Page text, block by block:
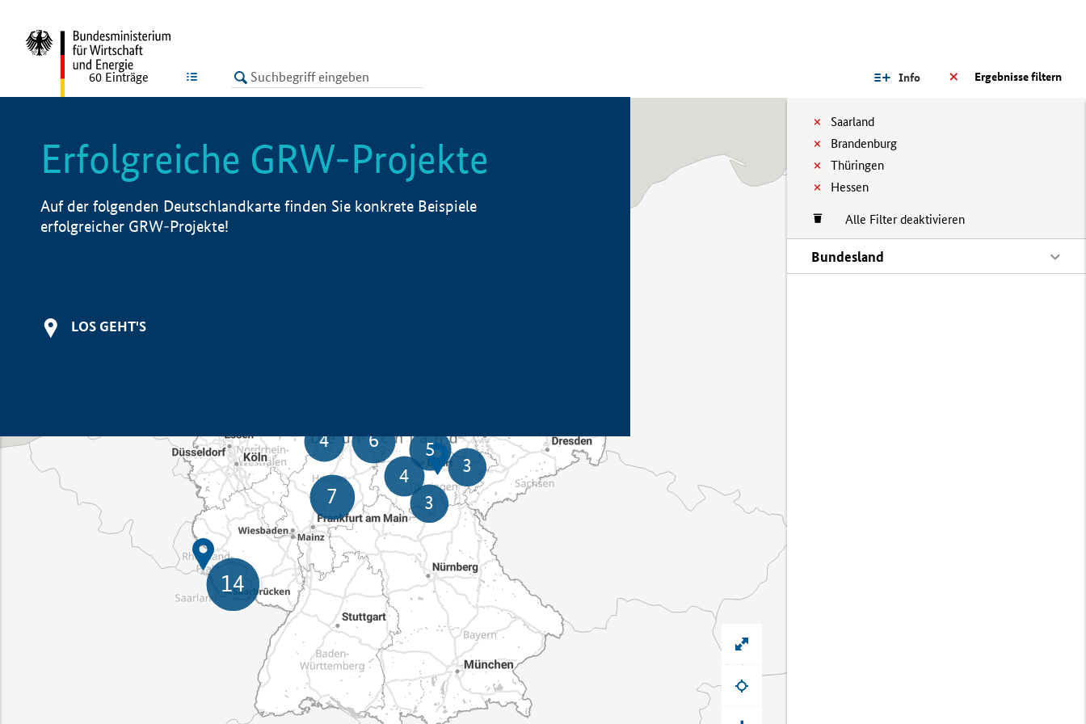
LISTE Ergebnisse filtern
Info
Saarland
Brandenburg
Thüringen
Hessen
Alle Filter deaktivieren
Bundesland
60 Einträge
Erfolgreiche GRW-Projekte
Auf der folgenden Deutschlandkarte finden Sie konkrete Beispiele
erfolgreicher GRW-Projekte!
LOS GEHT'S